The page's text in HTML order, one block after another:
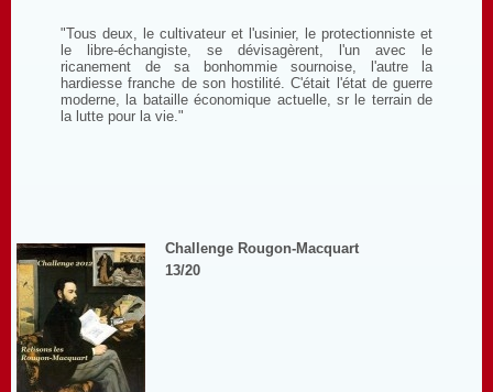
"Tous deux, le cultivateur et l'usinier, le protectionniste et
le libre-échangiste, se dévisagèrent, l'un avec le
ricanement de sa bonhommie sournoise, l'autre la
hardiesse franche de son hostilité. C'était l'état de guerre
moderne, la bataille économique actuelle, sr le terrain de
la lutte pour la vie."
Challenge Rougon-Macquart
13/20